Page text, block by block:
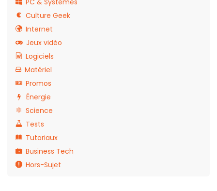
PC & Systèmes
Culture Geek
Internet
Jeux vidéo
Logiciels
Matériel
Promos
Énergie
Science
Tests
Tutoriaux
Business Tech
Hors-Sujet